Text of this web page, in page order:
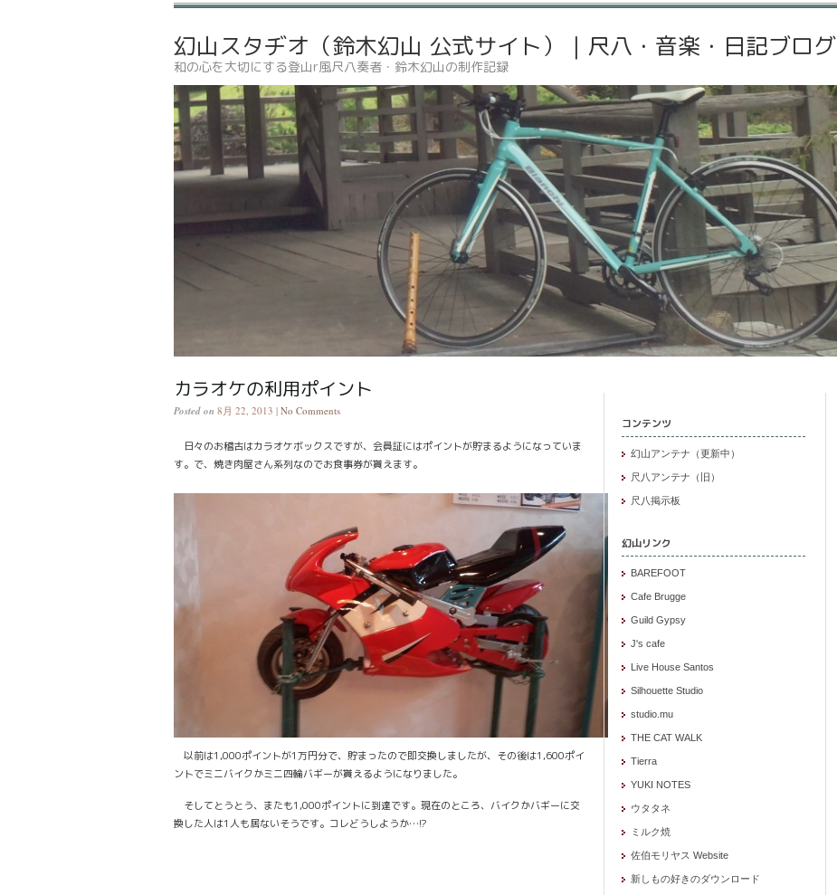
幻山スタヂオ（鈴木幻山 公式サイト）｜尺八・音楽・日記ブログ
和の心を大切にする登山r風尺八奏者・鈴木幻山の制作記録
カラオケの利用ポイント
Posted on 8月 22, 2013 | No Comments
日々のお稽古はカラオケボックスですが、会員証にはポイントが貯まるようになっていま
す。で、焼き肉屋さん系列なのでお食事券が貰えます。
以前は1,000ポイントが1万円分で、貯まったので即交換しましたが、その後は1,600ポイ
ントでミニバイクかミニ四輪バギーが貰えるようになりました。
そしてとうとう、またも1,000ポイントに到達です。現在のところ、バイクかバギーに交
換した人は1人も居ないそうです。コレどうしようか…!?
コンテンツ
幻山アンテナ（更新中）
尺八アンテナ（旧）
尺八掲示板
幻山リンク
BAREFOOT
Cafe Brugge
Guild Gypsy
J's cafe
Live House Santos
Silhouette Studio
studio.mu
THE CAT WALK
Tierra
YUKI NOTES
ウタタネ
ミルク焼
佐伯モリヤス Website
新しもの好きのダウンロード